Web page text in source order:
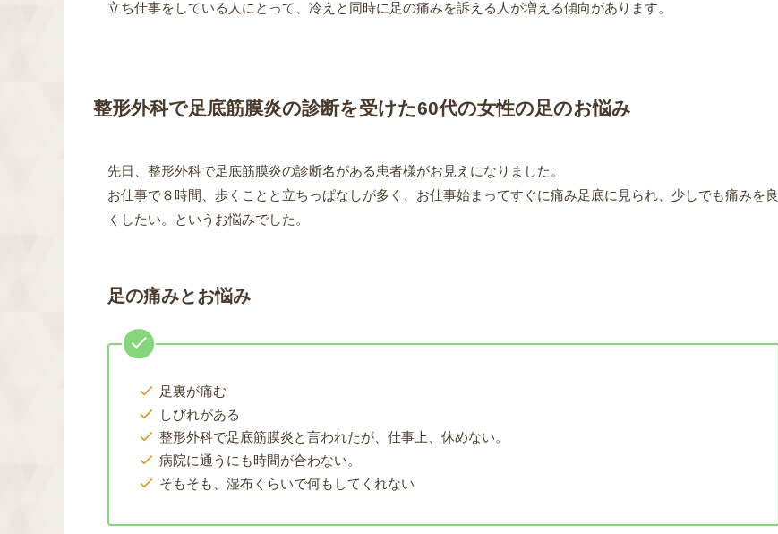
立ち仕事をしている人にとって、冷えと同時に足の痛みを訴える人が増える傾向があります。
整形外科で足底筋膜炎の診断を受けた60代の女性の足のお悩み
先日、整形外科で足底筋膜炎の診断名がある患者様がお見えになりました。
お仕事で８時間、歩くことと立ちっぱなしが多く、お仕事始まってすぐに痛み足底に見られ、少しでも痛みを良
くしたい。というお悩みでした。
足の痛みとお悩み
足裏が痛む
しびれがある
整形外科で足底筋膜炎と言われたが、仕事上、休めない。
病院に通うにも時間が合わない。
そもそも、湿布くらいで何もしてくれない